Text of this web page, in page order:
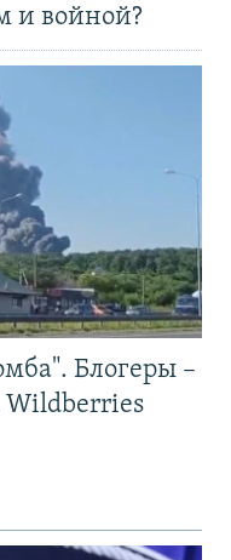
и войной?
Блогеры –
Wildberries